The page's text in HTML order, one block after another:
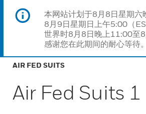
本网站计划于8月8日星期六
8月9日星期日上午5:00（
世界时8月8日晚上11:00至8
感谢您在此期间的耐心等待。
AIR FED SUITS
Air Fed Suits 1